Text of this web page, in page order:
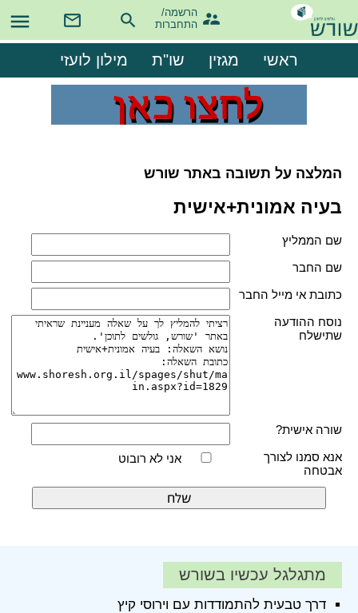

הרשמה/
התחברות
ראשי מגזין שו"ת מילון לועזי
המלצה על תשובה באתר שורש
בעיה אמונית+אישית
שם הממליץ
שם החבר
כתובת אי מייל החבר
נוסח ההודעה
שתישלח
שורה אישית?
אנא סמנו לצורך
אבטחה
אני לא רובוט
מתגלגל עכשיו בשורש
דרך טבעית להתמודדות עם וירוסי קיץ